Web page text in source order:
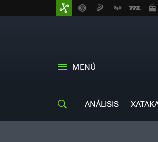
MENÚ
ANÁLISIS